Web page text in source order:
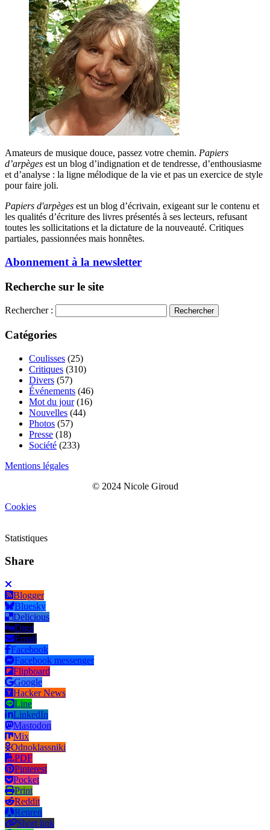
Amateurs de musique douce, passez votre chemin. Papiers
d’arpèges est un blog d’indignation et de tendresse, d’enthousiasme
et d’analyse : la ligne mélodique de la vie et pas un exercice de style
pour faire joli.
Papiers d'arpèges est un blog d’écrivain, exigeant sur le contenu et
les qualités d’écriture des livres présentés à ses lecteurs, refusant
toutes les sollicitations et la dictature de la nouveauté. Critiques
partiales, passionnées mais honnêtes.
Abonnement à la newsletter
Recherche sur le site
Rechercher :
Catégories
Coulisses (25)
Critiques (310)
Divers (57)
Événements (46)
Mot du jour(16)
Nouvelles (44)
Photos (57)
Presse (18)
Société (233)
Mentions légales
© 2024 Nicole Giroud
Cookies
Statistiques
Share
Blogger
Bluesky
Delicious
Digg
Email
Facebook
Facebook messenger
Flipboard
Google
Hacker News
Line
LinkedIn
Mastodon
Mix
Odnoklassniki
PDF
Pinterest
Pocket
Print
Reddit
Renren
Short link